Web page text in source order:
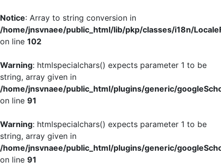
Notice: Array to string conversion in
/home/jnsvnaee/public_html/lib/pkp/classes/i18n/
on line 102
Warning: htmlspecialchars() expects parameter 1 to be
string, array given in
/home/jnsvnaee/public_html/plugins/generic/
on line 91
Warning: htmlspecialchars() expects parameter 1 to be
string, array given in
/home/jnsvnaee/public_html/plugins/generic/
on line 91